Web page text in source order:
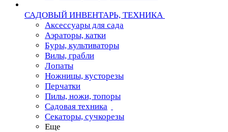
САДОВЫЙ ИНВЕНТАРЬ, ТЕХНИКА
Аксессуары для сада
Аэраторы, катки
Буры, культиваторы
Вилы, грабли
Лопаты
Ножницы, кусторезы
Перчатки
Пилы, ножи, топоры
Садовая техника
Секаторы, сучкорезы
Еще